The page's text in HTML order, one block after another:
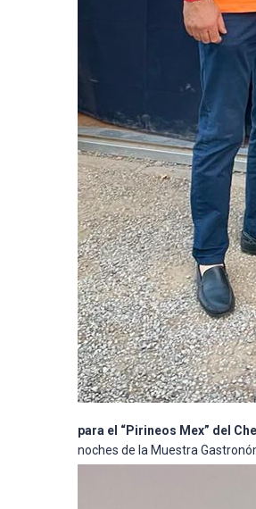
para el “Pirineos Mex” del
noches de la Muestra